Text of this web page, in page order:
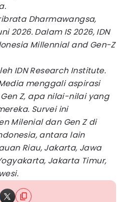
Dharmawangsa,
2026. Dalam IS 2026, IDN
Millennial and Gen-Z
IDN Research Institute.
menggali aspirasi
Z, apa nilai-nilai yang
Survei ini
Milenial dan Gen Z di
antara lain
Riau, Jakarta, Jawa
Jakarta Timur,